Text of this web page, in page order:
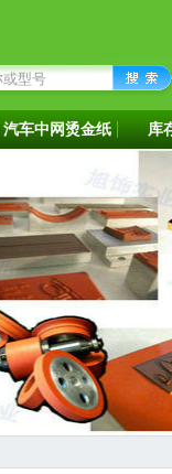
汽车中网烫金纸 库